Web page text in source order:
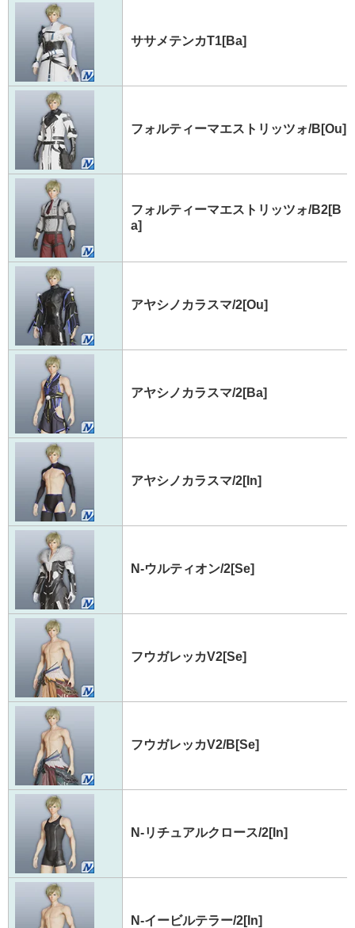
ササメテンカT1[Ba]
フォルティーマエストリッツォ/B[Ou]
フォルティーマエストリッツォ/B2[B
a]
アヤシノカラスマ/2[Ou]
アヤシノカラスマ/2[Ba]
アヤシノカラスマ/2[In]
N-ウルティオン/2[Se]
フウガレッカV2[Se]
フウガレッカV2/B[Se]
N-リチュアルクロース/2[In]
N-イービルテラー/2[In]